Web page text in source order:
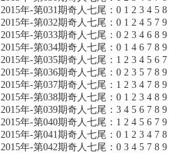
2015年-第031期奇人七尾：0 1 2 3 4 5 8
2015年-第032期奇人七尾：0 1 2 4 5 7 9
2015年-第033期奇人七尾：0 2 3 4 6 8 9
2015年-第034期奇人七尾：0 1 4 6 7 8 9
2015年-第035期奇人七尾：1 2 3 4 5 6 7
2015年-第036期奇人七尾：0 2 3 5 7 8 9
2015年-第037期奇人七尾：1 2 3 4 7 8 9
2015年-第038期奇人七尾：0 1 2 3 4 8 9
2015年-第039期奇人七尾：3 4 5 6 7 8 9
2015年-第040期奇人七尾：1 2 4 5 6 7 9
2015年-第041期奇人七尾：0 1 2 3 4 7 8
2015年-第042期奇人七尾：0 3 4 5 7 8 9